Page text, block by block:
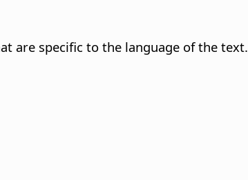
are specific to the language of the text.